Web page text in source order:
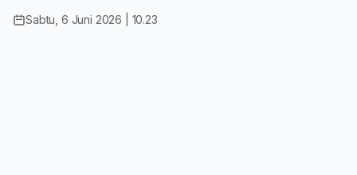
Sabtu, 6 Juni 2026 | 10.23